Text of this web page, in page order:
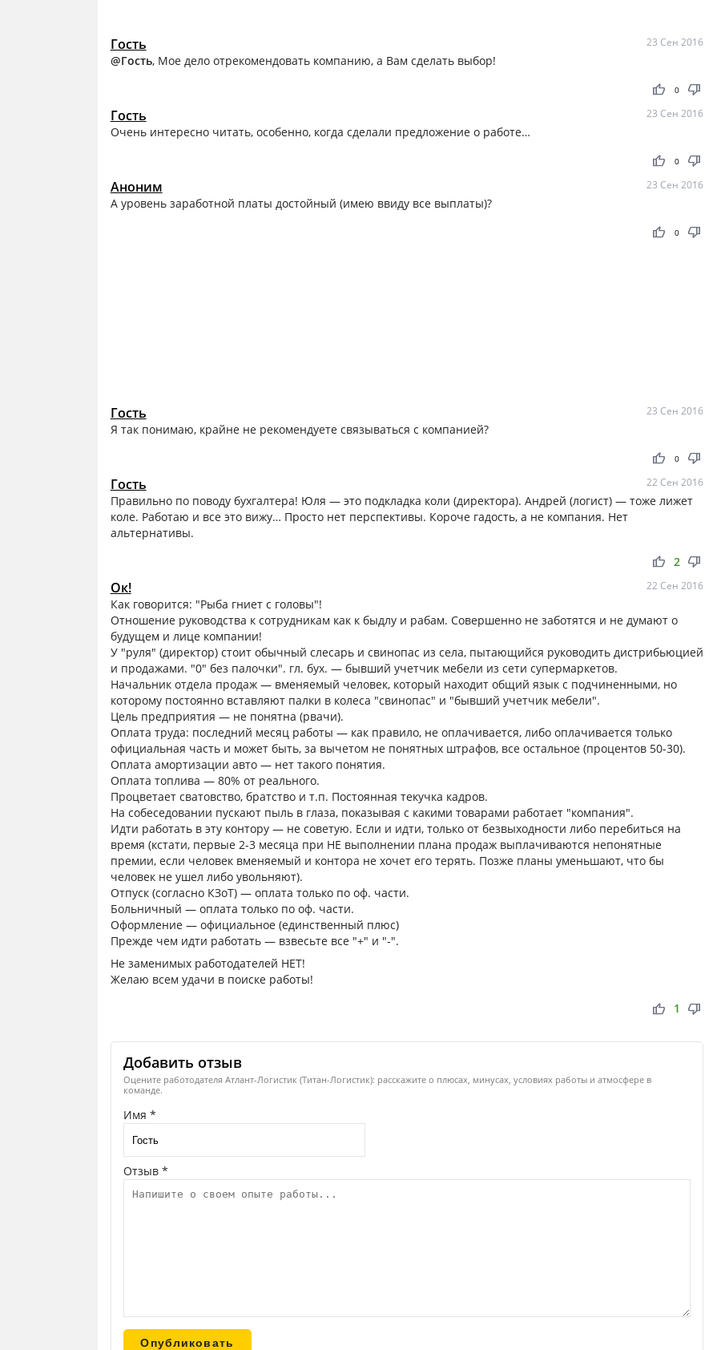
Гость 23 Сен 2016
@Гость, Мое дело отрекомендовать компанию, а Вам сделать выбор!
thumb_up thumb_down
0
Гость 23 Сен 2016
Очень интересно читать, особенно, когда сделали предложение о работе…
thumb_up thumb_down
0
Аноним 23 Сен 2016
А уровень заработной платы достойный (имею ввиду все выплаты)?
thumb_up thumb_down
0
Гость 23 Сен 2016
Я так понимаю, крайне не рекомендуете связываться с компанией?
thumb_up thumb_down
0
Гость 22 Сен 2016
Правильно по поводу бухгалтера! Юля — это подкладка коли (директора). Андрей (логист) — тоже лижет
коле. Работаю и все это вижу… Просто нет перспективы. Короче гадость, а не компания. Нет
альтернативы.
thumb_up thumb_down
2
Ок! 22 Сен 2016
Как говорится: "Рыба гниет с головы"!
Отношение руководства к сотрудникам как к быдлу и рабам. Совершенно не заботятся и не думают о
будущем и лице компании!
У "руля" (директор) стоит обычный слесарь и свинопас из села, пытающийся руководить дистрибьюцией
и продажами. "0" без палочки". гл. бух. — бывший учетчик мебели из сети супермаркетов.
Начальник отдела продаж — вменяемый человек, который находит общий язык с подчиненными, но
которому постоянно вставляют палки в колеса "свинопас" и "бывший учетчик мебели".
Цель предприятия — не понятна (рвачи).
Оплата труда: последний месяц работы — как правило, не оплачивается, либо оплачивается только
официальная часть и может быть, за вычетом не понятных штрафов, все остальное (процентов 50-30).
Оплата амортизации авто — нет такого понятия.
Оплата топлива — 80% от реального.
Процветает сватовство, братство и т.п. Постоянная текучка кадров.
На собеседовании пускают пыль в глаза, показывая с какими товарами работает "компания".
Идти работать в эту контору — не советую. Если и идти, только от безвыходности либо перебиться на
время (кстати, первые 2-3 месяца при НЕ выполнении плана продаж выплачиваются непонятные
премии, если человек вменяемый и контора не хочет его терять. Позже планы уменьшают, что бы
человек не ушел либо увольняют).
Отпуск (согласно КЗоТ) — оплата только по оф. части.
Больничный — оплата только по оф. части.
Оформление — официальное (единственный плюс)
Прежде чем идти работать — взвесьте все "+" и "-".
Не заменимых работодателей НЕТ!
Желаю всем удачи в поиске работы!
thumb_up thumb_down
1
Добавить отзыв
Оцените работодателя Атлант-Логистик (Титан-Логистик): расскажите о плюсах, минусах, условиях работы и атмосфере в
команде.
Имя *
Отзыв *